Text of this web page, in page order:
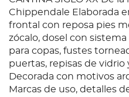
Chippendale Elaborada
frontal con reposa pies
zócalo, dosel con
para copas, fustes
puertas, repisas de vidrio
Decorada con motivos
Marcas de uso, detalles